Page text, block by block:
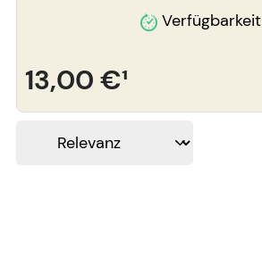
Verfügbarkeit
13,00 €¹